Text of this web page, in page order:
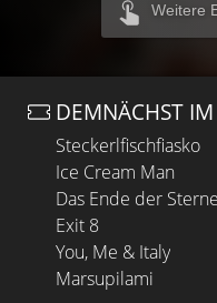
Weitere
DEMNÄCHST
Steckerlfischfiasko
Ice Cream Man
Das Ende der Sterne
Exit 8
You, Me & Italy
Marsupilami